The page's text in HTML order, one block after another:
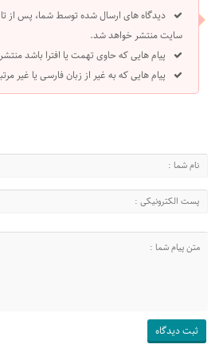
دیدگاه های ارسال شده توسط شما، پس از
سایت منتشر خواهد شد.
پیام هایی که حاوی تهمت یا افترا باشد
پیام هایی که به غیر از زبان فارسی یا غیر